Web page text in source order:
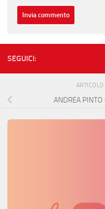
SEGUICI:
ANDREA